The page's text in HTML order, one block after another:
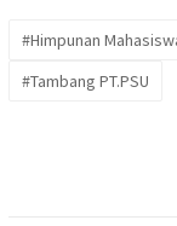
#Himpunan
#Tambang PT.PSU